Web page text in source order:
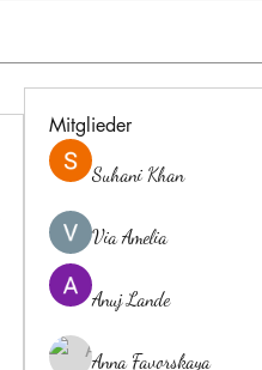
Mitglieder
Suhani Khan
Via Amelia
Anuj Lande
Anna Favorskaya